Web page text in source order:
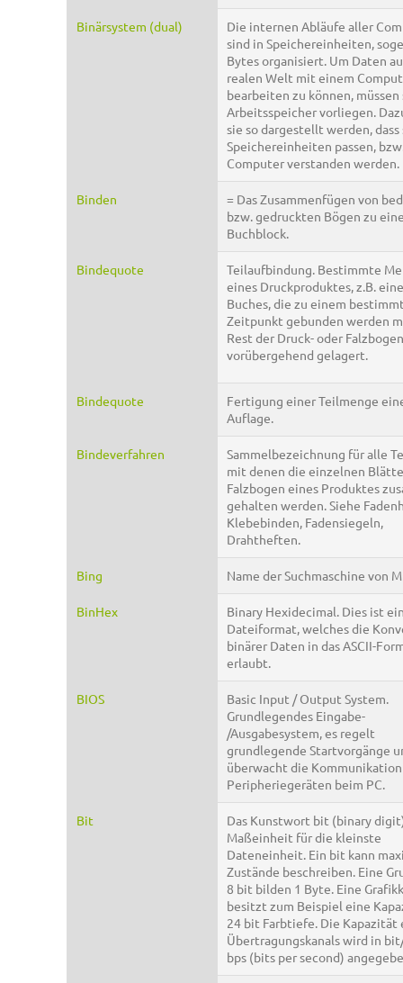
Binärsystem (dual)
Die internen Abläufe aller
sind in Speichereinheiten,
Bytes organisiert. Um Daten
realen Welt mit einem
bearbeiten zu können, müssen
Arbeitsspeicher vorliegen.
sie so dargestellt werden,
Speichereinheiten passen,
Computer verstanden werden.
Binden
= Das Zusammenfügen von
bzw. gedruckten Bögen zu
Buchblock.
Bindequote
Teilaufbindung. Bestimmte
eines Druckproduktes, z.B.
Buches, die zu einem
Zeitpunkt gebunden werden
Rest der Druck- oder
vorübergehend gelagert.
Bindequote
Fertigung einer Teilmenge
Auflage.
Bindeverfahren
Sammelbezeichnung für alle
mit denen die einzelnen
Falzbogen eines Produktes
gehalten werden. Siehe
Klebebinden, Fadensiegeln,
Drahtheften.
Bing Name der Suchmaschine von
BinHex
Binary Hexidecimal. Dies ist
Dateiformat, welches die
binärer Daten in das ASCII-
erlaubt.
BIOS
Basic Input / Output System.
Grundlegendes Eingabe-
/Ausgabesystem, es regelt
grundlegende Startvorgänge
überwacht die
Peripheriegeräten beim PC.
Bit
Das Kunstwort bit (binary
Maßeinheit für die kleinste
Dateneinheit. Ein bit kann
Zustände beschreiben. Eine
8 bit bilden 1 Byte. Eine
besitzt zum Beispiel eine
24 bit Farbtiefe. Die Kapazität
Übertragungskanals wird in
bps (bits per second)